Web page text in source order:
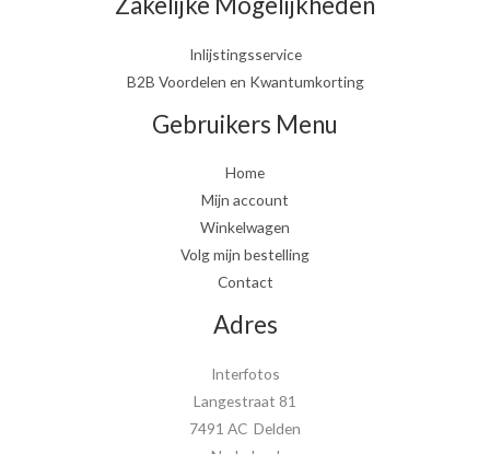
Inlijstingsservice
B2B Voordelen en Kwantumkorting
Gebruikers Menu
Home
Mijn account
Winkelwagen
Volg mijn bestelling
Contact
Adres
Interfotos
Langestraat 81
7491 AC Delden